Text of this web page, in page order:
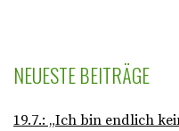
NEUESTE BEITRÄGE
19.7.: „Ich bin endlich